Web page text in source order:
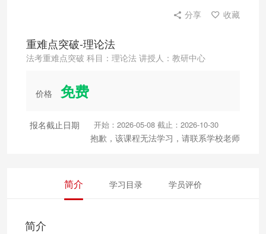
分享 收藏
重难点突破-理论法
法考重难点突破 科目：理论法 讲授人：教研中心
价格 免费
报名截止日期 开始：2026-05-08 截止：2026-10-30
抱歉，该课程无法学习，请联系学校老师
简介 学习目录 学员评价
简介